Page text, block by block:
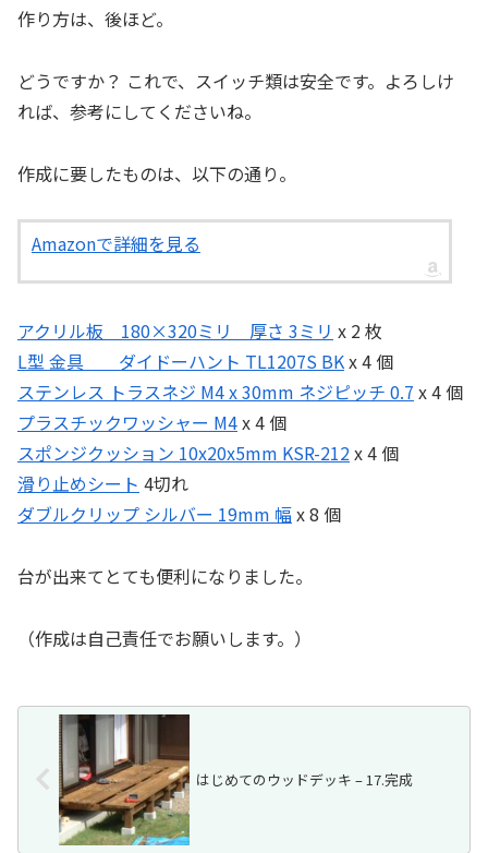
作り方は、後ほど。
どうですか？ これで、スイッチ類は安全です。よろしけ
れば、参考にしてくださいね。
作成に要したものは、以下の通り。
Amazonで詳細を見る
アクリル板 180×320ミリ 厚さ 3ミリ x 2 枚
L型 金具 ダイドーハント TL1207S BKx 4 個
ステンレス トラスネジ M4 x 30mm ネジピッチ 0.7 x 4 個
プラスチックワッシャー M4x 4 個
スポンジクッション 10x20x5mm KSR-212x 4 個
滑り止めシート 4切れ
ダブルクリップ シルバー 19mm 幅x 8 個
台が出来てとても便利になりました。
（作成は自己責任でお願いします。）
はじめてのウッドデッキ – 17.完成